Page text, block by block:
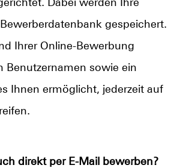
gespeichert.
Ihrer Online-Bewerbung
Benutzernamen sowie ein
Ihnen ermöglicht, jederzeit auf
direkt per E-Mail bewerben?